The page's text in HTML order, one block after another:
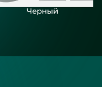
Черный